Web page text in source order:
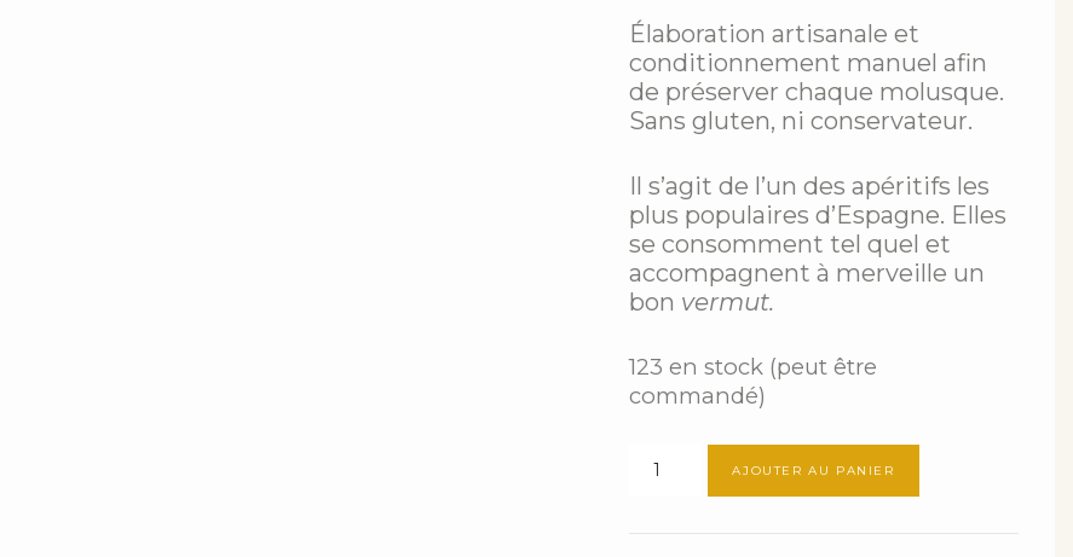
Élaboration artisanale et
conditionnement manuel afin
de préserver chaque molusque.
Sans gluten, ni conservateur.
Il s’agit de l’un des apéritifs les
plus populaires d’Espagne. Elles
se consomment tel quel et
accompagnent à merveille un
bon vermut.
123 en stock (peut être
commandé)
quantité
AJOUTER AU PANIER